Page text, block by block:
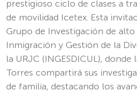
prestigioso ciclo de clases a
de movilidad Icetex. Esta
Grupo de Investigación de
Inmigración y Gestión de la
la URJC (INGESDICUL),
Torres compartirá sus
de familia, destacando los